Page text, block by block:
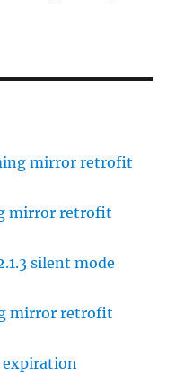
mirror retrofit
mirror retrofit
silent mode
mirror retrofit
expiration